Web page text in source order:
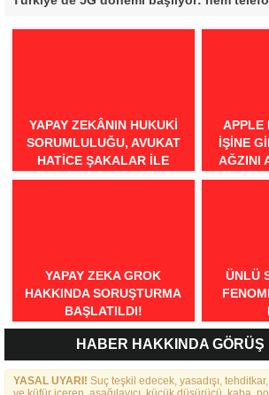
YAPAY ZEKÂNIN HUKUKI
SORUMLULUĞU, AVUKAT
HATICE ŞAKALAR ILE
RÖPORTAJ
APPLE
IŞINE
AĞZINI
YAPAY ZEKA GROK
HAKKINDA SORUŞTURMA
BAŞLATILDI!
ÜNLÜ
HABER HAKKINDA GÖRÜŞ
YASAL UYARI! Suç teşkil edecek, yasadışı,